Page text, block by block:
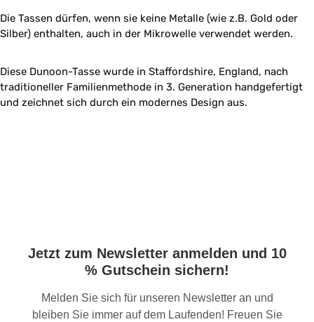
Die Tassen dürfen, wenn sie keine Metalle (wie z.B. Gold oder
Silber) enthalten, auch in der Mikrowelle verwendet werden.
Diese Dunoon-Tasse wurde in Staffordshire, England, nach
traditioneller Familienmethode in 3. Generation handgefertigt
und zeichnet sich durch ein modernes Design aus.
Jetzt zum Newsletter anmelden und 10
% Gutschein sichern!
Melden Sie sich für unseren Newsletter an und
bleiben Sie immer auf dem Laufenden! Freuen Sie